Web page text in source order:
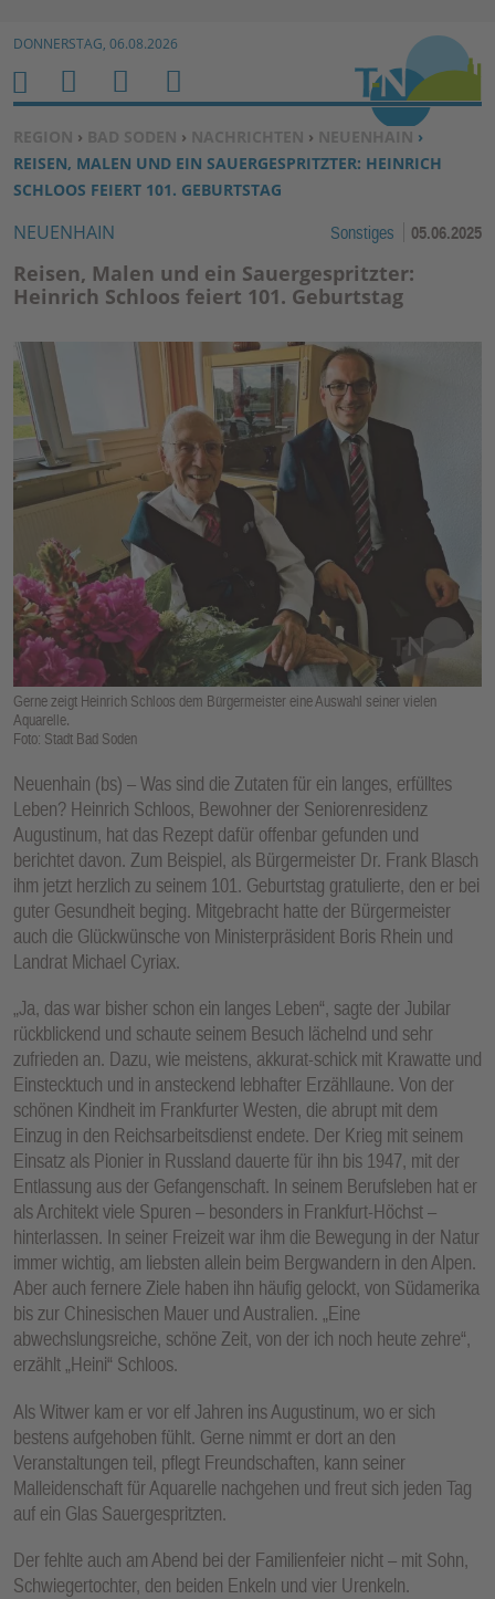
Zum Inhalt springen ↓
DONNERSTAG, 06.08.2026
SIE BEFINDEN SICH HIER:
REGION › BAD SODEN › NACHRICHTEN › NEUENHAIN ›
REISEN, MALEN UND EIN SAUERGESPRITZTER: HEINRICH
SCHLOOS FEIERT 101. GEBURTSTAG
NEUENHAIN Sonstiges 05.06.2025
Reisen, Malen und ein Sauergespritzter:
Heinrich Schloos feiert 101. Geburtstag
Gerne zeigt Heinrich Schloos dem Bürgermeister eine Auswahl seiner vielen
Aquarelle.
Foto: Stadt Bad Soden
Neuenhain (bs) – Was sind die Zutaten für ein langes, erfülltes
Leben? Heinrich Schloos, Bewohner der Seniorenresidenz
Augustinum, hat das Rezept dafür offenbar gefunden und
berichtet davon. Zum Beispiel, als Bürgermeister Dr. Frank Blasch
ihm jetzt herzlich zu seinem 101. Geburtstag gratulierte, den er bei
guter Gesundheit beging. Mitgebracht hatte der Bürgermeister
auch die Glückwünsche von Ministerpräsident Boris Rhein und
Landrat Michael Cyriax.
„Ja, das war bisher schon ein langes Leben“, sagte der Jubilar
rückblickend und schaute seinem Besuch lächelnd und sehr
zufrieden an. Dazu, wie meistens, akkurat-schick mit Krawatte und
Einstecktuch und in ansteckend lebhafter Erzähllaune. Von der
schönen Kindheit im Frankfurter Westen, die abrupt mit dem
Einzug in den Reichsarbeitsdienst endete. Der Krieg mit seinem
Einsatz als Pionier in Russland dauerte für ihn bis 1947, mit der
Entlassung aus der Gefangenschaft. In seinem Berufsleben hat er
als Architekt viele Spuren – besonders in Frankfurt-Höchst –
hinterlassen. In seiner Freizeit war ihm die Bewegung in der Natur
immer wichtig, am liebsten allein beim Bergwandern in den Alpen.
Aber auch fernere Ziele haben ihn häufig gelockt, von Südamerika
bis zur Chinesischen Mauer und Australien. „Eine
abwechslungsreiche, schöne Zeit, von der ich noch heute zehre“,
erzählt „Heini“ Schloos.
Als Witwer kam er vor elf Jahren ins Augustinum, wo er sich
bestens aufgehoben fühlt. Gerne nimmt er dort an den
Veranstaltungen teil, pflegt Freundschaften, kann seiner
Malleidenschaft für Aquarelle nachgehen und freut sich jeden Tag
auf ein Glas Sauergespritzten.
Der fehlte auch am Abend bei der Familienfeier nicht – mit Sohn,
Schwiegertochter, den beiden Enkeln und vier Urenkeln.
H
O
M
E
M
E
N
U
S
U
C
H
E
N
B
E
N
U
E
R
U
N
K
TI
O
N
E